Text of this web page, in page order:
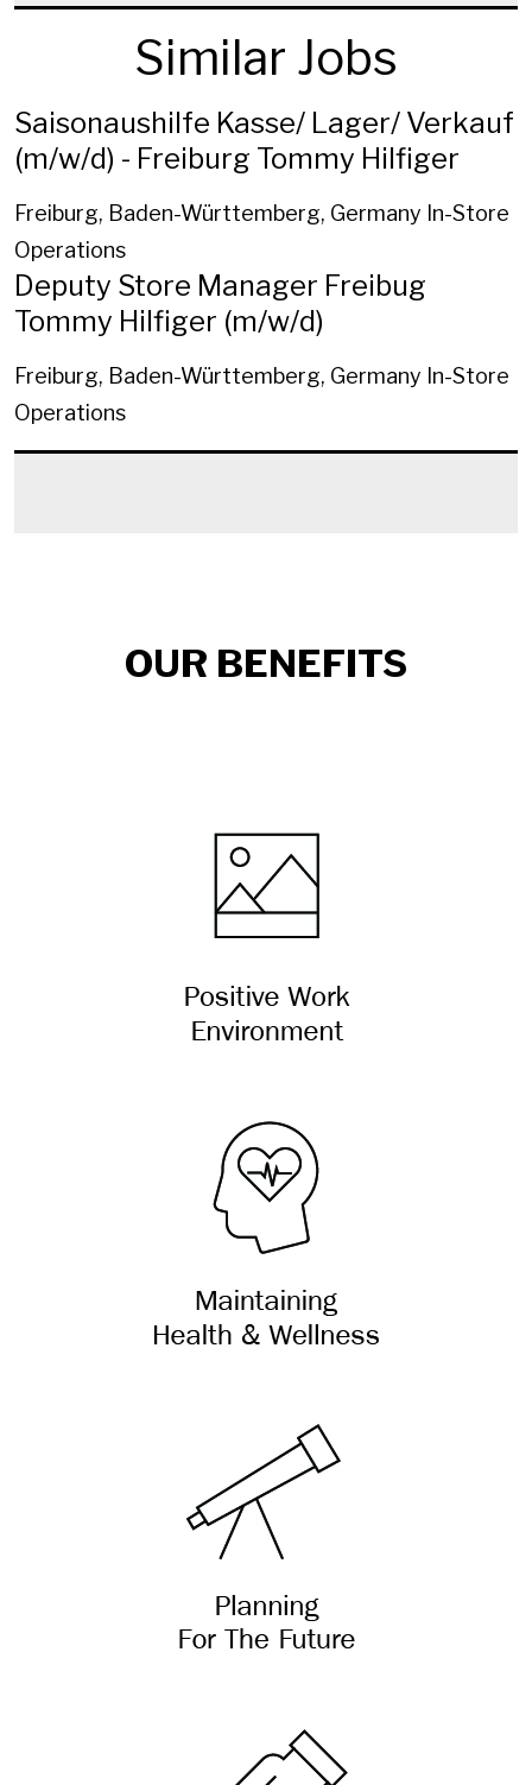
Similar Jobs
Saisonaushilfe Kasse/ Lager/ Verkauf
(m/w/d) - Freiburg Tommy Hilfiger
Freiburg, Baden-Württemberg, Germany In-Store
Operations
Deputy Store Manager Freibug
Tommy Hilfiger (m/w/d)
Freiburg, Baden-Württemberg, Germany In-Store
Operations
OUR BENEFITS